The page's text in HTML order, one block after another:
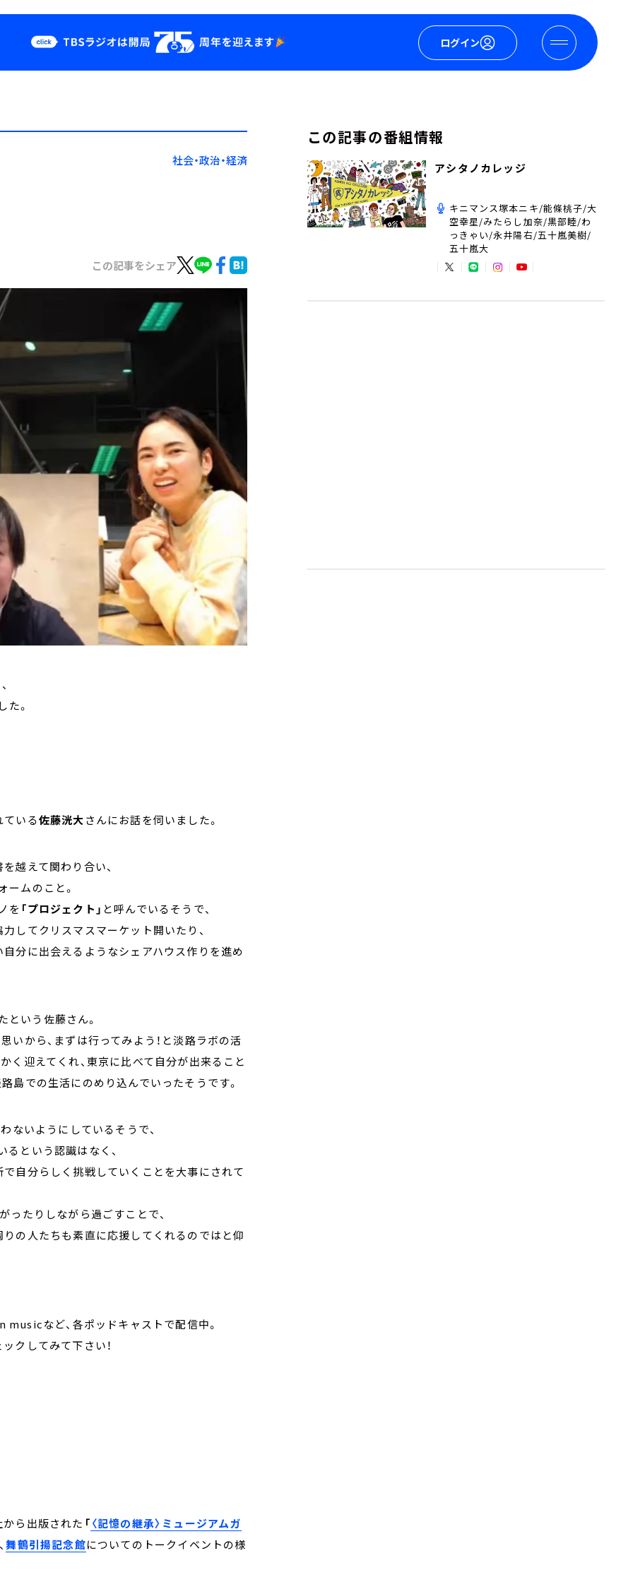
ログイン
YouTube
会社情報社会・政治・経済
この記事をシェア
た。
いる佐藤洸大さんにお話を伺いました。
越えて関わり合い、
ムのこと。
を 「プロジェクト」 と呼んでいるそうで、
してクリスマスマーケット開いたり、
分に出会えるようなシェアハウス作りを進め
いう佐藤さん。
いから、まずは行ってみよう！と淡路ラボの活
く迎えてくれ、東京に比べて自分が出来ること
島での生活にのめり込んでいったそうです。
ないようにしているそうで、
という認識はなく、
自分らしく挑戦していくことを大事にされて
ったりしながら過ごすことで、
の人たちも素直に応援してくれるのではと仰
など、各ポッドキャストで配信中。
クしてみて下さい！
ら出版された 「〈記憶の継承〉ミュージアムガ
舞鶴引揚記念館についてのトークイベントの様
この記事の番組情報
アシタノカレッジ
キニマンス塚本ニキ/能條桃子/大
空幸星/みたらし加奈/黒部睦/わ
っきゃい/永井陽右/五十嵐美樹/
五十嵐大